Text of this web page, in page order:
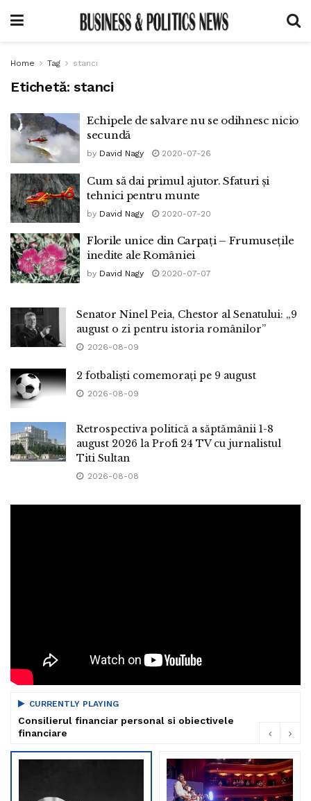
Home Tag stanci
Etichetă: stanci
Echipele de salvare nu se odihnesc nicio
secundă
by David Nagy 2020-07-26
Cum să dai primul ajutor. Sfaturi și
tehnici pentru munte
by David Nagy 2020-07-20
Florile unice din Carpați – Frumusețile
inedite ale României
by David Nagy 2020-07-07
Senator Ninel Peia, Chestor al Senatului: „9
august o zi pentru istoria românilor”
2026-08-09
2 fotbaliști comemorați pe 9 august
2026-08-09
Retrospectiva politică a săptămânii 1-8
august 2026 la Profi 24 TV cu jurnalistul
Titi Sultan
2026-08-08
CURRENTLY PLAYING
Consilierul financiar personal si obiectivele
financiare